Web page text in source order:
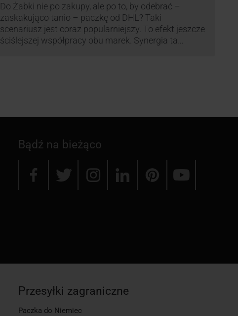
Do Żabki nie po zakupy, ale po to, by odebrać –
zaskakująco tanio – paczkę od DHL? Taki
scenariusz jest coraz popularniejszy. To efekt jeszcze
ściślejszej współpracy obu marek. Synergia ta
Bądź na bieżąco
Przesyłki zagraniczne
Paczka do Niemiec